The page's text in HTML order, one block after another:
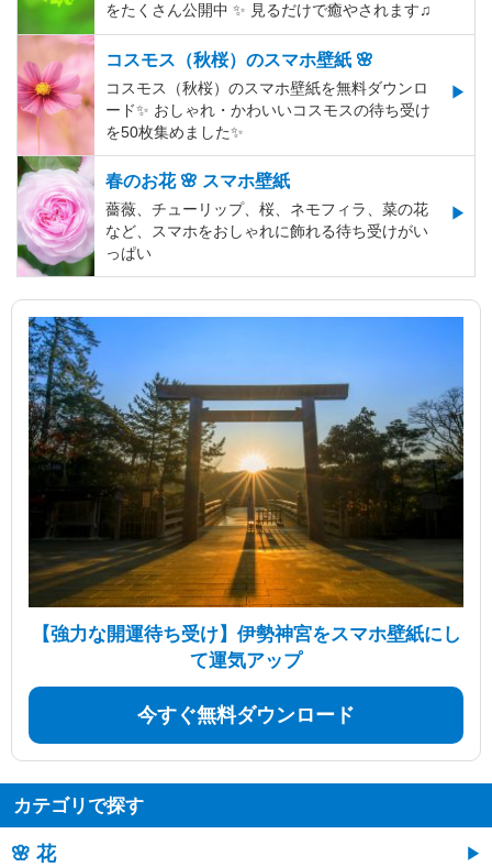
をたくさん公開中 ✨ 見るだけで癒やされます♫
コスモス（秋桜）のスマホ壁紙 🌸
コスモス（秋桜）のスマホ壁紙を無料ダウンロ
ード✨️ おしゃれ・かわいいコスモスの待ち受け
を50枚集めました✨️
春のお花 🌸 スマホ壁紙
薔薇、チューリップ、桜、ネモフィラ、菜の花
など、スマホをおしゃれに飾れる待ち受けがい
っぱい
【強力な開運待ち受け】伊勢神宮をスマホ壁紙にし
て運気アップ
今すぐ無料ダウンロード
カテゴリで探す
🌸 花